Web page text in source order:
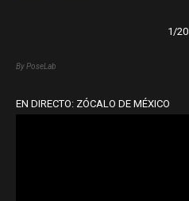
1 /20
By PoseLab
EN DIRECTO: ZÓCALO DE MÉXICO